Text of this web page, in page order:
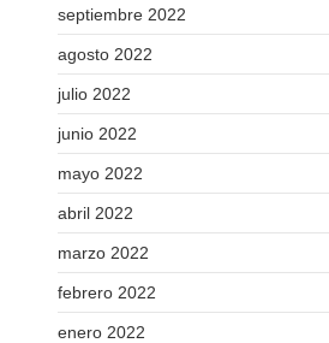
septiembre 2022
agosto 2022
julio 2022
junio 2022
mayo 2022
abril 2022
marzo 2022
febrero 2022
enero 2022